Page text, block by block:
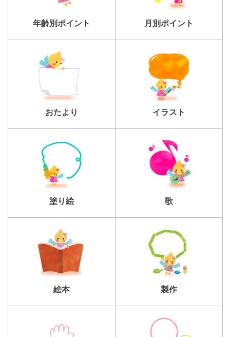
年齢別ポイント 月別ポイント
おたより イラスト
塗り絵 歌
絵本 製作